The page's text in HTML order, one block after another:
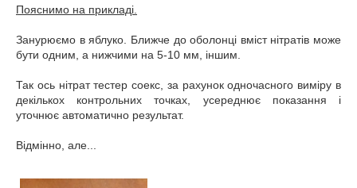
Пояснимо на прикладі.
Занурюємо в яблуко. Ближче до оболонці вміст нітратів може
бути одним, а нижчими на 5-10 мм, іншим.
Так ось нітрат тестер соекс, за рахунок одночасного виміру в
декількох контрольних точках, усереднює показання і
уточнює автоматично результат.
Відмінно, але...